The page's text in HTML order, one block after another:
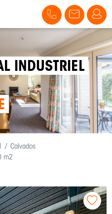
INDUSTRIEL
Calvados
m2